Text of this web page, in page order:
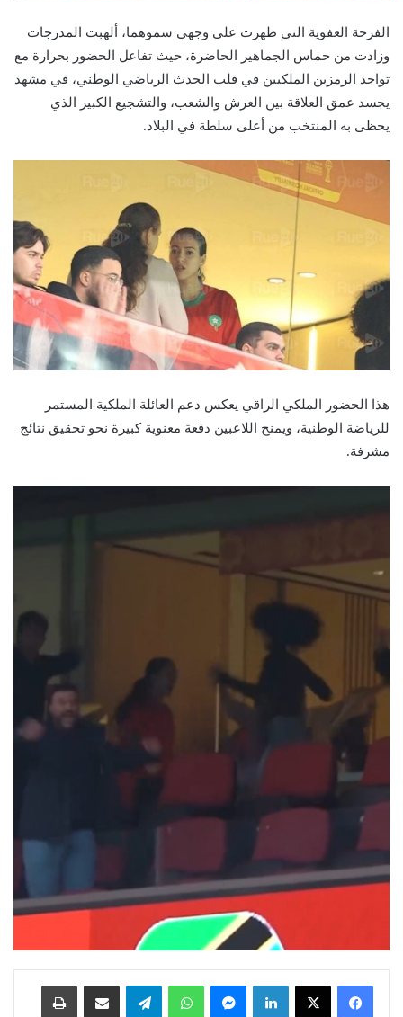
الفرحة العفوية التي ظهرت على وجهي سموهما، ألهبت المدرجات
وزادت من حماس الجماهير الحاضرة، حيث تفاعل الحضور بحرارة مع
تواجد الرمزين الملكيين في قلب الحدث الرياضي الوطني، في مشهد
يجسد عمق العلاقة بين العرش والشعب، والتشجيع الكبير الذي
يحظى به المنتخب من أعلى سلطة في البلاد.
هذا الحضور الملكي الراقي يعكس دعم العائلة الملكية المستمر
للرياضة الوطنية، ويمنح اللاعبين دفعة معنوية كبيرة نحو تحقيق نتائج
مشرفة.
لينكدإن ماسنجر واتساب تيلقرام مشاركة عبر البريد طباعة